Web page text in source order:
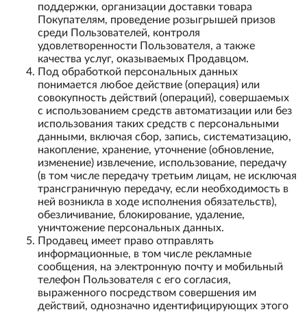
поддержки, организации доставки товара
Покупателям, проведение розыгрышей призов
среди Пользователей, контроля
удовлетворенности Пользователя, а также
качества услуг, оказываемых Продавцом.
Под обработкой персональных данных
понимается любое действие (операция) или
совокупность действий (операций), совершаемых
с использованием средств автоматизации или без
использования таких средств с персональными
данными, включая сбор, запись, систематизацию,
накопление, хранение, уточнение (обновление,
изменение) извлечение, использование, передачу
(в том числе передачу третьим лицам, не исключая
трансграничную передачу, если необходимость в
ней возникла в ходе исполнения обязательств),
обезличивание, блокирование, удаление,
уничтожение персональных данных.
Продавец имеет право отправлять
информационные, в том числе рекламные
сообщения, на электронную почту и мобильный
телефон Пользователя с его согласия,
выраженного посредством совершения им
действий, однозначно идентифицирующих этого